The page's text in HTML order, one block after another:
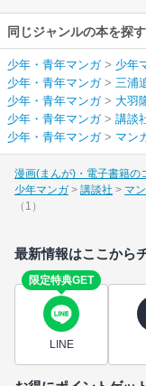
同じジャンルの本を探す
少年・青年マンガ> 少年
少年・青年マンガ> 三浦
少年・青年マンガ> 大羽
少年・青年マンガ> 講談
少年・青年マンガ> マン
漫画(まんが)・電子書籍の
少年マンガ
講談社 マ
（1）
最新情報はここから
限定特典GET
LINE